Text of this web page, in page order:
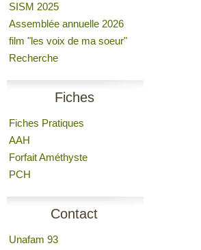
SISM 2025
Assemblée annuelle 2026
film "les voix de ma soeur"
Recherche
Fiches
Fiches Pratiques
AAH
Forfait Améthyste
PCH
Contact
Unafam 93